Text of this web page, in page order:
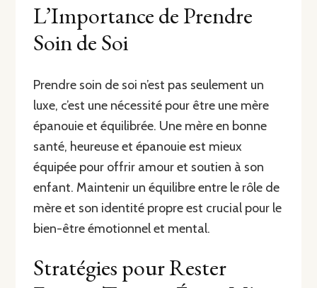
L’Importance de Prendre
Soin de Soi
Prendre soin de soi n’est pas seulement un
luxe, c’est une nécessité pour être une mère
épanouie et équilibrée. Une mère en bonne
santé, heureuse et épanouie est mieux
équipée pour offrir amour et soutien à son
enfant. Maintenir un équilibre entre le rôle de
mère et son identité propre est crucial pour le
bien-être émotionnel et mental.
Stratégies pour Rester